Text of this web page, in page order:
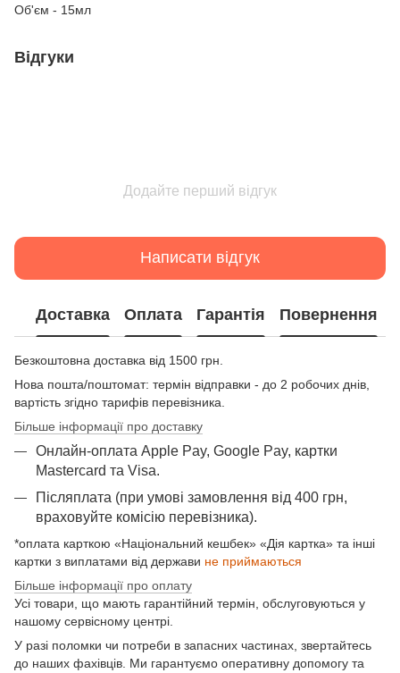
Об'єм - 15мл
Відгуки
Додайте перший відгук
Написати відгук
Доставка Оплата Гарантія Повернення
Безкоштовна доставка від 1500 грн.
Нова пошта/поштомат: термін відправки - до 2 робочих днів,
вартість згідно тарифів перевізника.
Більше інформації про доставку
Онлайн-оплата Apple Pay, Google Pay, картки
Mastercard та Visа.
Післяплата (при умові замовлення від 400 грн,
враховуйте комісію перевізника).
*оплата карткою «Національний кешбек» «Дія картка» та інші
картки з виплатами від держави не приймаються
Більше інформації про оплату
Усі товари, що мають гарантійний термін, обслуговуються у
нашому сервісному центрі.
У разі поломки чи потреби в запасних частинах, звертайтесь
до наших фахівців. Ми гарантуємо оперативну допомогу та